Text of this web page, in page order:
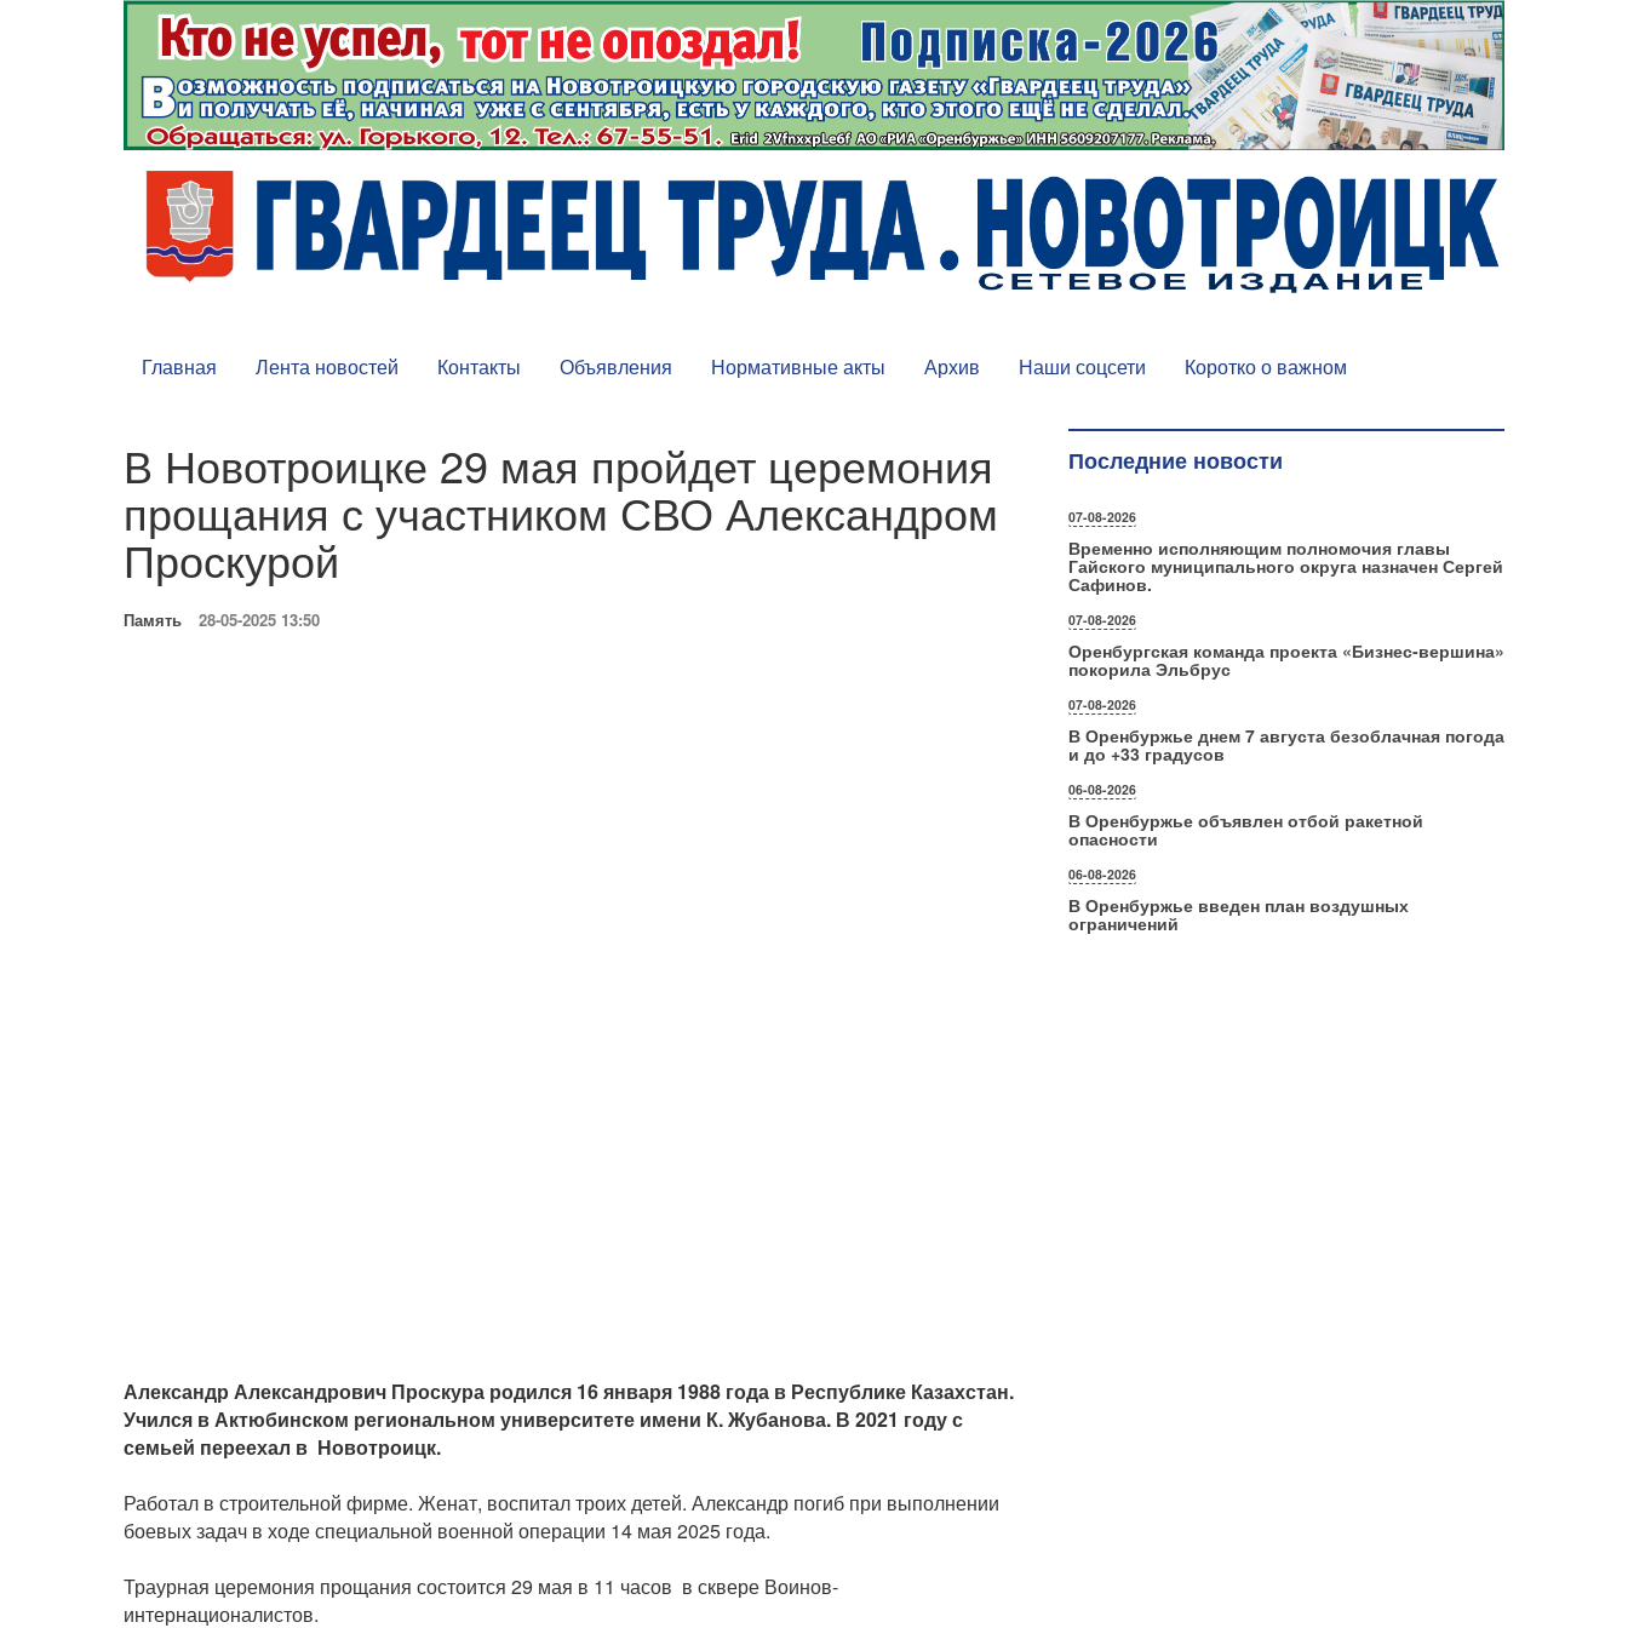
Главная Лента новостей Контакты Объявления Нормативные акты Архив Наши соцсети Коротко о важном
В Новотроицке 29 мая пройдет церемония
прощания с участником СВО Александром
Проскурой
Память 28-05-2025 13:50
Александр Александрович Проскура родился 16 января 1988 года в Республике Казахстан.
Учился в Актюбинском региональном университете имени К. Жубанова. В 2021 году с
семьей переехал в Новотроицк.
Работал в строительной фирме. Женат, воспитал троих детей. Александр погиб при выполнении
боевых задач в ходе специальной военной операции 14 мая 2025 года.
Траурная церемония прощания состоится 29 мая в 11 часов в сквере Воинов-
интернационалистов.
Последние новости
07-08-2026
Временно исполняющим полномочия главы
Гайского муниципального округа назначен Сергей
Сафинов.
07-08-2026
Оренбургская команда проекта «Бизнес‑вершина»
покорила Эльбрус
07-08-2026
В Оренбуржье днем 7 августа безоблачная погода
и до +33 градусов
06-08-2026
В Оренбуржье объявлен отбой ракетной
опасности
06-08-2026
В Оренбуржье введен план воздушных
ограничений